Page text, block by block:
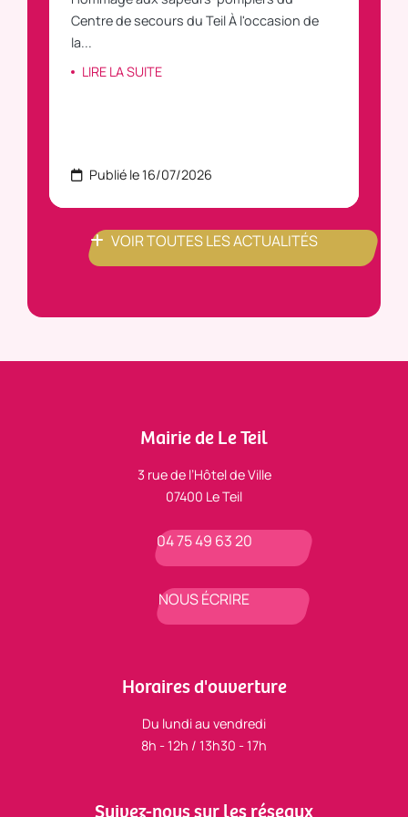
Centre de secours du Teil À l'occasion de
la...
LIRE LA SUITE
Publié le 16/07/2026
VOIR TOUTES LES ACTUALITÉS
Mairie de Le Teil
3 rue de l’Hôtel de Ville
07400 Le Teil
04 75 49 63 20
NOUS ÉCRIRE
Horaires d'ouverture
Du lundi au vendredi
8h - 12h / 13h30 - 17h
Suivez-nous sur les réseaux